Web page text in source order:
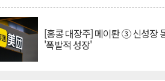
[홍콩 대장주] 메이퇀 ③ 신성장
'폭발적 성장'